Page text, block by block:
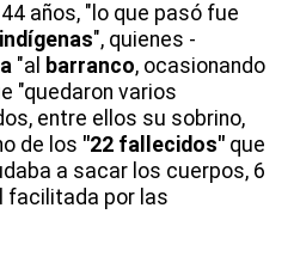
años, "lo que pasó fue
indígenas", quienes -
"al barranco, ocasionando
"quedaron varios
entre ellos su sobrino,
de los "22 fallecidos" que
a sacar los cuerpos, 6
facilitada por las